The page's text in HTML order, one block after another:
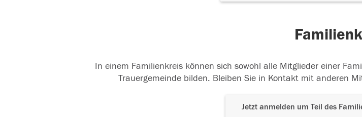
In einem Familienkreis können sich sowohl alle Mitglieder einer
Trauergemeinde bilden. Bleiben Sie in Kontakt mit anderen
Jetzt anmelden um Teil des